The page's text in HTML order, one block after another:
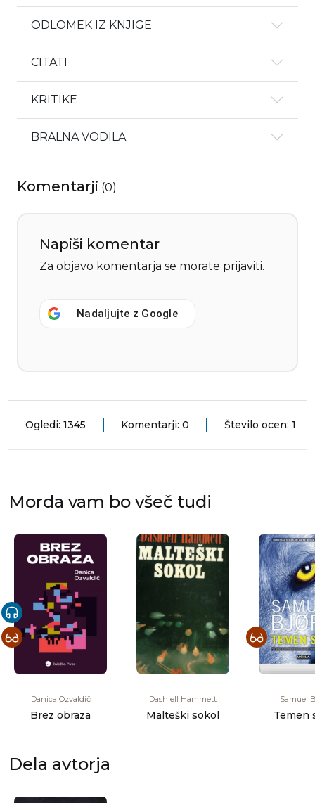
ODLOMEK IZ KNJIGE
CITATI
KRITIKE
BRALNA VODILA
Komentarji (0)
Napiši komentar
Za objavo komentarja se morate prijaviti.
Nadaljujte z Google
Ogledi: 1345 Komentarji: 0 Število ocen: 1
Morda vam bo všeč tudi
Danica Ozvaldič
Brez obraza
Dashiell Hammett
Malteški sokol
Samuel
Temen
Dela avtorja